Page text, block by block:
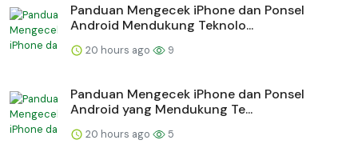
Panduan Mengecek iPhone dan Ponsel
Android Mendukung Teknolo...
20 hours ago 9
Panduan Mengecek iPhone dan Ponsel
Android yang Mendukung Te...
20 hours ago 5